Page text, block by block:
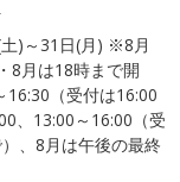
)～31日(月) ※8月
8月は18時まで開
16:30（受付は16:00
、13:00～16:00（受
、8月は午後の最終